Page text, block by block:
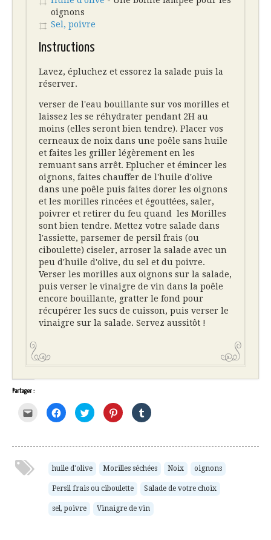
oignons
Sel, poivre
Instructions
Lavez, épluchez et essorez la salade puis la
réserver.
verser de l'eau bouillante sur vos morilles et
laissez les se réhydrater pendant 2H au
moins (elles seront bien tendre). Placer vos
cerneaux de noix dans une poêle sans huile
et faites les griller légèrement en les
remuant sans arrêt. Eplucher et émincer les
oignons, faites chauffer de l'huile d'olive
dans une poêle puis faites dorer les oignons
et les morilles rincées et égouttées, saler,
poivrer et retirer du feu quand les Morilles
sont bien tendre. Mettez votre salade dans
l'assiette, parsemer de persil frais (ou
ciboulette) ciseler, arroser la salade avec un
peu d'huile d'olive, du sel et du poivre.
Verser les morilles aux oignons sur la salade,
puis verser le vinaigre de vin dans la poêle
encore bouillante, gratter le fond pour
récupérer les sucs de cuisson, puis verser le
vinaigre sur la salade. Servez aussitôt !
Partager :
Cliquez
pour
envoyer
mail
ami(ouvre
nouvelle
Cliquez
pour
partager
dans
fenêtre)
Cliquez
pour
partager
dans
fenêtre)
Cliquez
pour
partager
dans
fenêtre)
Cliquez
pour
dans
fenêtre)
huile d'olive Morilles séchées Noix oignons
Persil frais ou ciboulette Salade de votre choix
sel, poivre Vinaigre de vin